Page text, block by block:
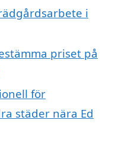
i
priset på
för
städer nära Ed